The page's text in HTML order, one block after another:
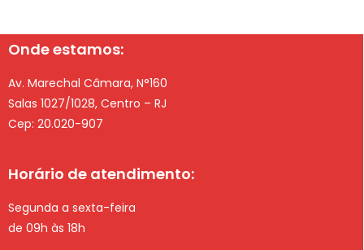
Onde estamos:
Av. Marechal Câmara, N°160
Salas 1027/1028, Centro – RJ
Cep: 20.020-907
Horário de atendimento:
Segunda a sexta-feira
de 09h às 18h